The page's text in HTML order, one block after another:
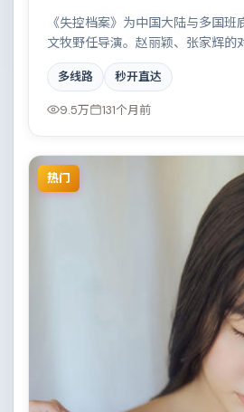
《失控档案》为中国大陆与多国班
文牧野任导演。赵丽颖、张家辉的
光，都市霓虹下的人性试炼与自我
格统一，具备院线质感。
多线路 秒开直达
9.5万 131个月前
热门